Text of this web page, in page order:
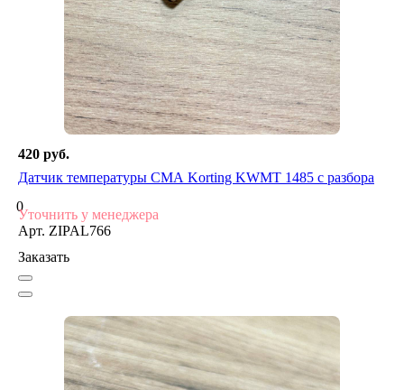
420 руб.
Датчик температуры СМА Korting KWMT 1485 с разбора
0
Уточнить у менеджера
Арт. ZIPAL766
Заказать